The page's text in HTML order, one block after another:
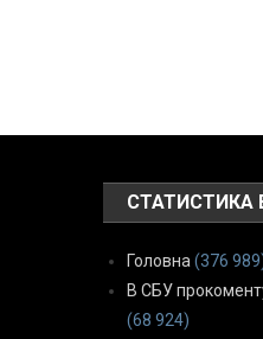
СТАТИСТИКА
Головна (376
В СБУ
(68 924)